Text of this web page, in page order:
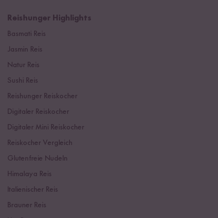
Reishunger Highlights
Basmati Reis
Jasmin Reis
Natur Reis
Sushi Reis
Reishunger Reiskocher
Digitaler Reiskocher
Digitaler Mini Reiskocher
Reiskocher Vergleich
Glutenfreie Nudeln
Himalaya Reis
Italienischer Reis
Brauner Reis